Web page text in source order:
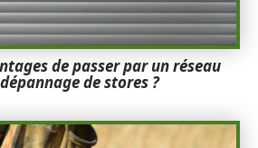
de passer par un réseau
de stores ?